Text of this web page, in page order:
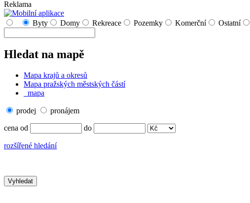
Reklama
Byty Domy Rekreace Pozemky Komerční Ostatní
Hledat na mapě
Mapa krajů a okresů
Mapa pražských městských částí
mapa
prodej pronájem
cena od do
rozšířené hledání